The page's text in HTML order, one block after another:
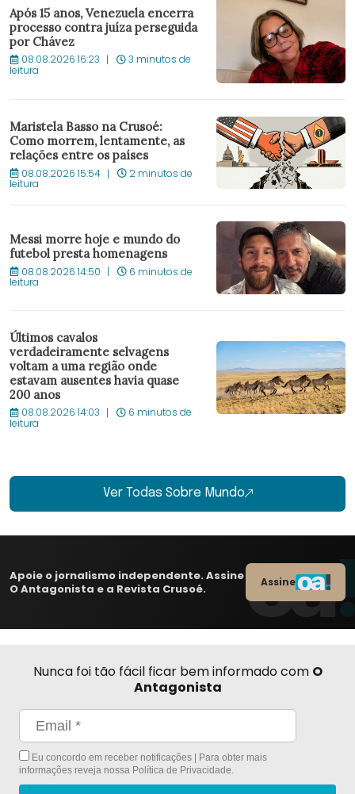
Após 15 anos, Venezuela encerra
processo contra juíza perseguida
por Chávez
08.08.2026 16:23 3 minutos de
leitura
Maristela Basso na Crusoé:
Como morrem, lentamente, as
relações entre os países
08.08.2026 15:54 2 minutos de
leitura
Messi morre hoje e mundo do
futebol presta homenagens
08.08.2026 14:50 6 minutos de
leitura
Últimos cavalos
verdadeiramente selvagens
voltam a uma região onde
estavam ausentes havia quase
200 anos
08.08.2026 14:03 6 minutos de
leitura
Ver Todas Sobre Mundo
Apoie o jornalismo independente. Assine
O Antagonista e a Revista Crusoé.
Assine
Nunca foi tão fácil ficar bem informado com O
Antagonista
Eu concordo em receber notificações | Para obter mais
informações reveja nossa Política de Privacidade.